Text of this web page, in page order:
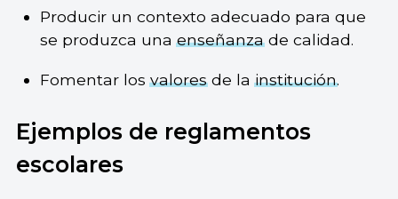
Producir un contexto adecuado para que
se produzca unaenseñanzade calidad.
Fomentar losvaloresde lainstitución.
Ejemplos de reglamentos
escolares